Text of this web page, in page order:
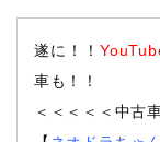
遂に！！
車も！！
＜＜＜＜＜中古